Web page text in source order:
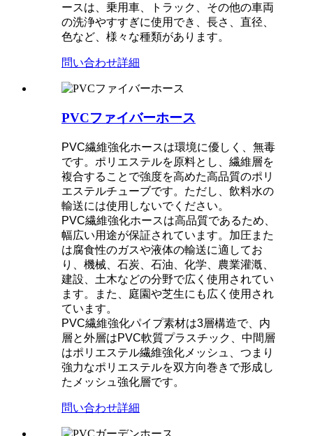
ースは、乗用車、トラック、その他の車両
の洗浄やすすぎに使用でき、長さ、直径、
色など、様々な種類があります。
問い合わせ詳細
PVCファイバーホース
PVC繊維強化ホースは環境に優しく、無毒
です。ポリエステルを原料とし、繊維層を
複合することで強度を高めた高品質のポリ
エステルチューブです。ただし、飲料水の
輸送には使用しないでください。
PVC繊維強化ホースは高品質であるため、
幅広い用途が保証されています。加圧また
は腐食性のガスや液体の輸送に適してお
り、機械、石炭、石油、化学、農業灌漑、
建設、土木などの分野で広く使用されてい
ます。また、庭園や芝生にも広く使用され
ています。
PVC繊維強化パイプ素材は3層構造で、内
層と外層はPVC軟質プラスチック、中間層
はポリエステル繊維強化メッシュ、つまり
強力なポリエステルを双方向巻きで形成し
たメッシュ強化層です。
問い合わせ詳細